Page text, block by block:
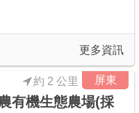
更多資訊
屏東
有機生態農場(採
約 2 公里